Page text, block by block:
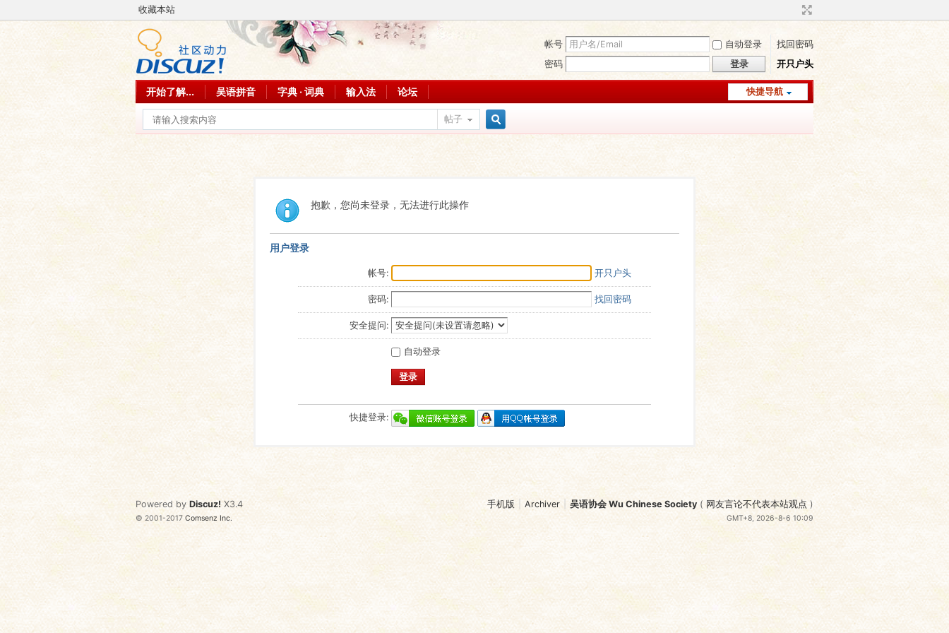
收藏本站
帐号 自动登录
找回密码
密码
登录 开只户头
快捷导航
开始了解... 吴语拼音 字典 · 词典 输入法 论坛
帖子
抱歉，您尚未登录，无法进行此操作
用户登录
帐号: 开只户头
密码: 找回密码
安全提问:
自动登录
登录
快捷登录:
手机版 Archiver 吴语协会 Wu Chinese Society ( 网友言论不代表本站观点 )
GMT+8, 2026-8-6 10:09
Powered by Discuz! X3.4
© 2001-2017Comsenz Inc.